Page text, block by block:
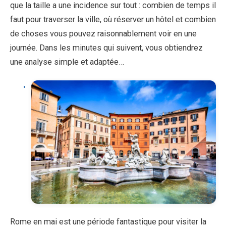
que la taille a une incidence sur tout : combien de temps il
faut pour traverser la ville, où réserver un hôtel et combien
de choses vous pouvez raisonnablement voir en une
journée. Dans les minutes qui suivent, vous obtiendrez
une analyse simple et adaptée…
Rome en mai est une période fantastique pour visiter la